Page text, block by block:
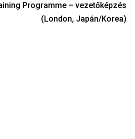
Programme – vezetőképzés
(London, Japán/Korea)